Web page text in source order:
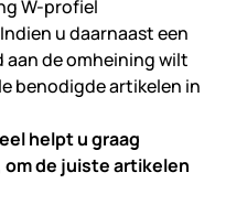
W-profiel
u daarnaast een
de omheining wilt
benodigde artikelen in
helpt u graag
de juiste artikelen